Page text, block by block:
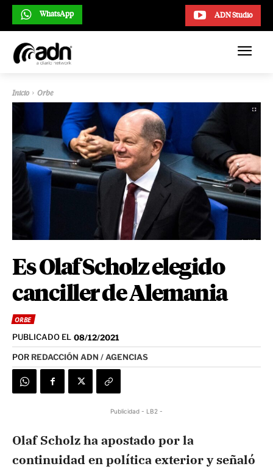
ADN Studio
WhatsApp
Inicio Orbe
Es Olaf Scholz elegido
canciller de Alemania
ORBE
PUBLICADO EL 08/12/2021
POR REDACCIÓN ADN / AGENCIAS
Publicidad - LB2 -
Olaf Scholz ha apostado por la
continuidad en política exterior y señaló